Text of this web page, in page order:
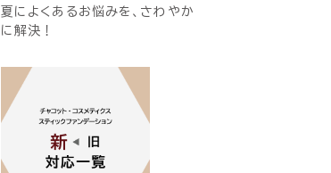
夏によくあるお悩みを、さわやか
に解決！